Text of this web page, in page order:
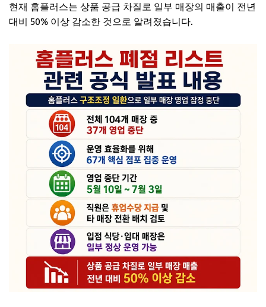
현재 홈플러스는 상품 공급 차질로 일부 매장의 매출이 전년
대비 50% 이상 감소한 것으로 알려졌습니다.